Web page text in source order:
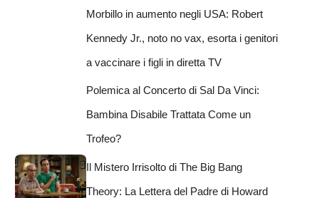
Morbillo in aumento negli USA: Robert
Kennedy Jr., noto no vax, esorta i genitori
a vaccinare i figli in diretta TV
Polemica al Concerto di Sal Da Vinci:
Bambina Disabile Trattata Come un
Trofeo?
Il Mistero Irrisolto di The Big Bang
Theory: La Lettera del Padre di Howard